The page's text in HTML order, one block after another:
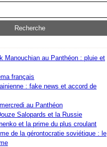
Manouchian au Panthéon : pluie et
français
: fake news et accord de
au Panthéon
Salopards et la Russie
et la prime du plus croulant
de la gérontocratie soviétique : le